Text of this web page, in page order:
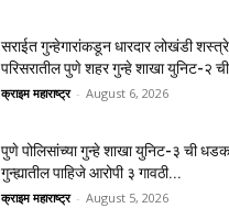
सराईत गुन्हेगारांकडून धारदार लोखंडी शस्त्रे
परिसरातील पुणे शहर गुन्हे शाखा युनिट-२
क्राइम महाराष्ट्र - August 6, 2026
पुणे पोलिसांच्या गुन्हे शाखा युनिट-३ ची
गुन्ह्यातील पाहिजे आरोपी ३ गावठी...
क्राइम महाराष्ट्र - August 5, 2026